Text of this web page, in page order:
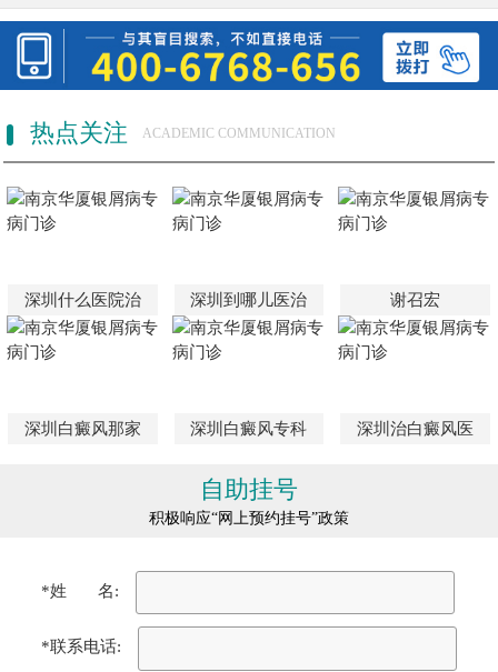
热点关注 ACADEMIC COMMUNICATION
深圳什么医院治 深圳到哪儿医治 谢召宏
深圳白癜风那家 深圳白癜风专科 深圳治白癜风医
自助挂号
积极响应“网上预约挂号”政策
*姓 名:
*联系电话: